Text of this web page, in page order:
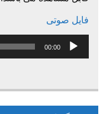
فایل صوتی
پخش‌کننده
صوت
00:00